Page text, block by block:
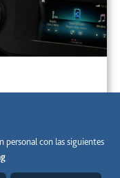
más rápida y
personal con las siguientes